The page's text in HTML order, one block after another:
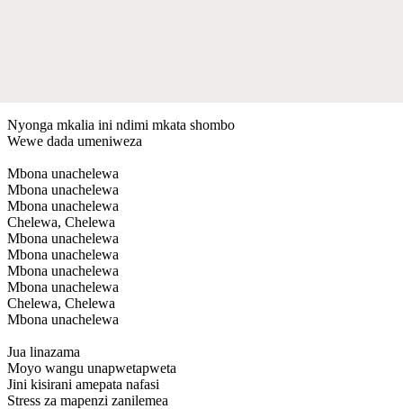
Nyonga mkalia ini ndimi mkata shombo
Wewe dada umeniweza
Mbona unachelewa
Mbona unachelewa
Mbona unachelewa
Chelewa, Chelewa
Mbona unachelewa
Mbona unachelewa
Mbona unachelewa
Mbona unachelewa
Chelewa, Chelewa
Mbona unachelewa
Jua linazama
Moyo wangu unapwetapweta
Jini kisirani amepata nafasi
Stress za mapenzi zanilemea